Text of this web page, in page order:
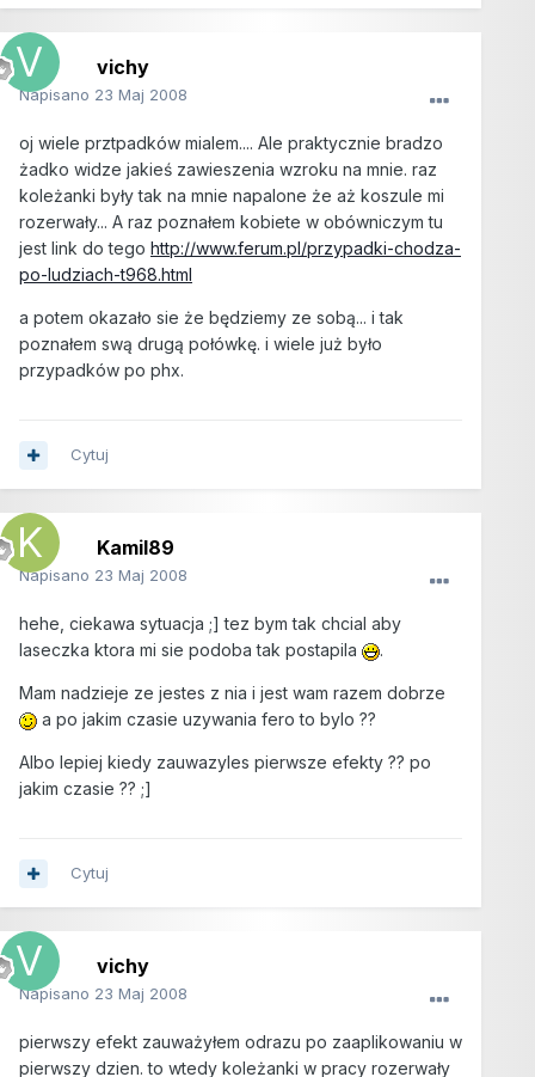
vichy
Napisano 23 Maj 2008
oj wiele prztpadków mialem.... Ale praktycznie bradzo
żadko widze jakieś zawieszenia wzroku na mnie. raz
koleżanki były tak na mnie napalone że aż koszule mi
rozerwały... A raz poznałem kobiete w obówniczym tu
jest link do tego http://www.ferum.pl/przypadki-chodza-
po-ludziach-t968.html
a potem okazało sie że będziemy ze sobą... i tak
poznałem swą drugą połówkę. i wiele już było
przypadków po phx.
Cytuj
Kamil89
Napisano 23 Maj 2008
hehe, ciekawa sytuacja ;] tez bym tak chcial aby
laseczka ktora mi sie podoba tak postapila
.
Mam nadzieje ze jestes z nia i jest wam razem dobrze
a po jakim czasie uzywania fero to bylo ??
Albo lepiej kiedy zauwazyles pierwsze efekty ?? po
jakim czasie ?? ;]
Cytuj
vichy
Napisano 23 Maj 2008
pierwszy efekt zauważyłem odrazu po zaaplikowaniu w
pierwszy dzien. to wtedy koleżanki w pracy rozerwały